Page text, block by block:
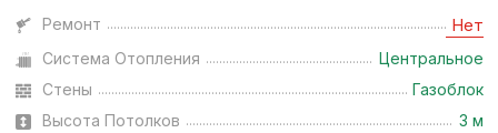
Ремонт Нет
Система Отопления
Центральное
Стены
Газоблок
Высота Потолков
3 м